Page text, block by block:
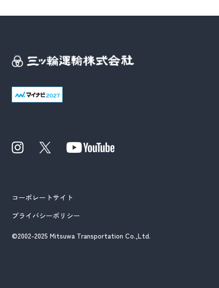
コーポレートサイト
プライバシーポリシー
©2002-2025 Mitsuwa Transportation Co.,Ltd.